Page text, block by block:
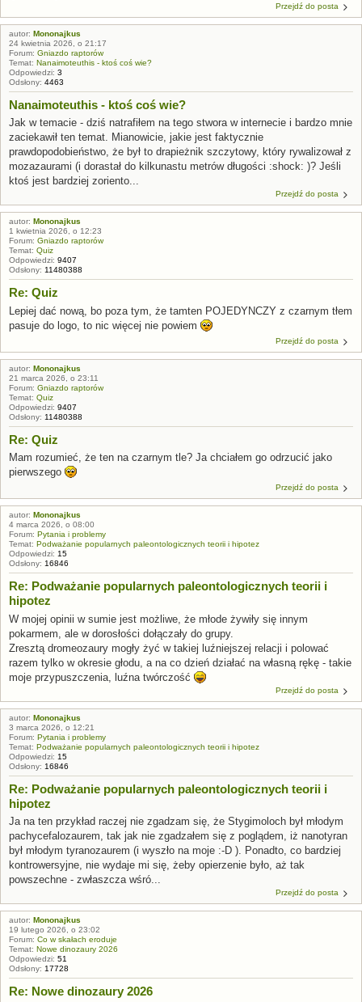
Przejdź do posta
autor: Mononajkus
24 kwietnia 2026, o 21:17
Forum: Gniazdo raptorów
Temat: Nanaimoteuthis - ktoś coś wie?
Odpowiedzi: 3
Odsłony: 4463
Nanaimoteuthis - ktoś coś wie?
Jak w temacie - dziś natrafiłem na tego stwora w internecie i bardzo mnie
zaciekawił ten temat. Mianowicie, jakie jest faktycznie
prawdopodobieństwo, że był to drapieżnik szczytowy, który rywalizował z
mozazaurami (i dorastał do kilkunastu metrów długości :shock: )? Jeśli
ktoś jest bardziej zoriento...
Przejdź do posta
autor: Mononajkus
1 kwietnia 2026, o 12:23
Forum: Gniazdo raptorów
Temat: Quiz
Odpowiedzi: 9407
Odsłony: 11480388
Re: Quiz
Lepiej dać nową, bo poza tym, że tamten POJEDYNCZY z czarnym tłem
pasuje do logo, to nic więcej nie powiem
Przejdź do posta
autor: Mononajkus
21 marca 2026, o 23:11
Forum: Gniazdo raptorów
Temat: Quiz
Odpowiedzi: 9407
Odsłony: 11480388
Re: Quiz
Mam rozumieć, że ten na czarnym tle? Ja chciałem go odrzucić jako
pierwszego
Przejdź do posta
autor: Mononajkus
4 marca 2026, o 08:00
Forum: Pytania i problemy
Temat: Podważanie popularnych paleontologicznych teorii i hipotez
Odpowiedzi: 15
Odsłony: 16846
Re: Podważanie popularnych paleontologicznych teorii i
hipotez
W mojej opinii w sumie jest możliwe, że młode żywiły się innym
pokarmem, ale w dorosłości dołączały do grupy.
Zresztą dromeozaury mogły żyć w takiej luźniejszej relacji i polować
razem tylko w okresie głodu, a na co dzień działać na własną rękę - takie
moje przypuszczenia, luźna twórczość
Przejdź do posta
autor: Mononajkus
3 marca 2026, o 12:21
Forum: Pytania i problemy
Temat: Podważanie popularnych paleontologicznych teorii i hipotez
Odpowiedzi: 15
Odsłony: 16846
Re: Podważanie popularnych paleontologicznych teorii i
hipotez
Ja na ten przykład raczej nie zgadzam się, że Stygimoloch był młodym
pachycefalozaurem, tak jak nie zgadzałem się z poglądem, iż nanotyran
był młodym tyranozaurem (i wyszło na moje :-D ). Ponadto, co bardziej
kontrowersyjne, nie wydaje mi się, żeby opierzenie było, aż tak
powszechne - zwłaszcza wśró...
Przejdź do posta
autor: Mononajkus
19 lutego 2026, o 23:02
Forum: Co w skałach eroduje
Temat: Nowe dinozaury 2026
Odpowiedzi: 51
Odsłony: 17728
Re: Nowe dinozaury 2026